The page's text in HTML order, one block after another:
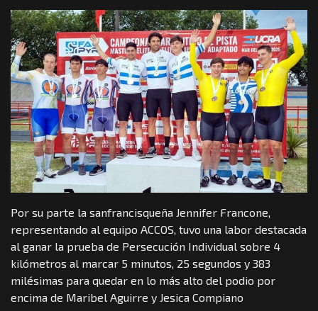
Por su parte la sanfrancisqueña Jennifer Francone,
representando al equipo ACCOS, tuvo una labor destacada
al ganar la prueba de Persecución Individual sobre 4
kilómetros al marcar 5 minutos, 25 segundos y 383
milésimas para quedar en lo más alto del podio por
encima de Maribel Aguirre y Jesica Compiano